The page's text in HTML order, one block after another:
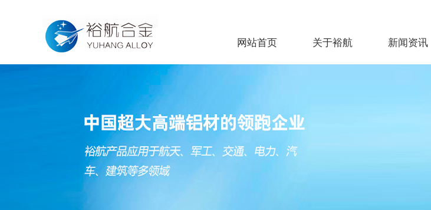
网站首页 关于裕航 新闻资讯